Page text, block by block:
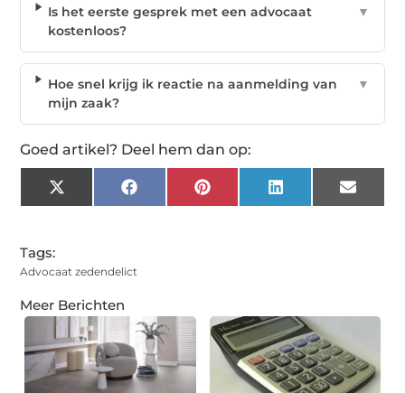
Is het eerste gesprek met een advocaat
kostenloos?
▼
Hoe snel krijg ik reactie na aanmelding van
mijn zaak?
▼
Goed artikel? Deel hem dan op:
X
(Twitter)
Facebook Pinterest LinkedIn Email
Tags:
Advocaat zedendelict
Meer Berichten